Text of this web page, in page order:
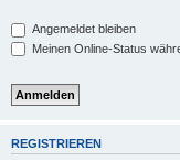
Angemeldet bleiben
Meinen Online-Status
REGISTRIEREN